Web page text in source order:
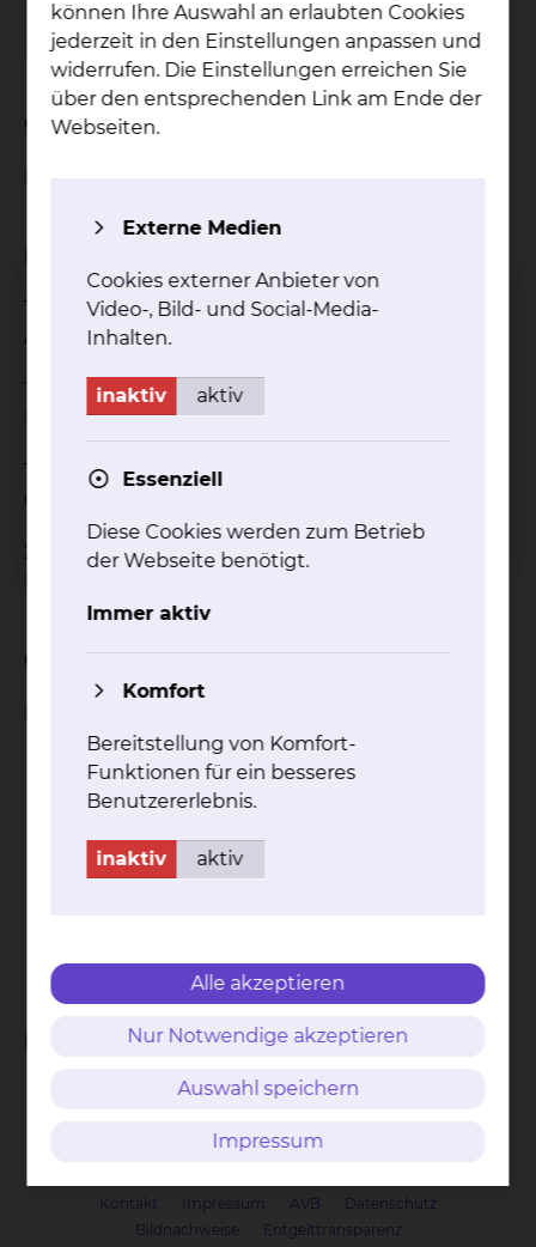
Per E-Mail kontaktieren
Geburtsort
1991
Arzt im Praktikum / Assistenzarzt
1997
Facharzt
1999
Oberarzt
2018
Qualifikation
Anästhesiologie
Spezielle anästhesiologische Intensivmedizin
Leitender Notarzt
Kardioanästhesie
Lehrbeauftragter der MHH (PJ)
Fachgebiete
Anästhesiologie
Kontakt Impressum AVB
Datenschutz
Bildnachweise
Entgelttransparenz
können Ihre Auswahl an erlaubten Cookies
jederzeit in den Einstellungen anpassen und
widerrufen. Die Einstellungen erreichen Sie
über den entsprechenden Link am Ende der
Webseiten.
Externe Medien
Cookies externer Anbieter von
Video-, Bild- und Social-Media-
Inhalten.
inaktiv aktiv
Essenziell
Diese Cookies werden zum Betrieb
der Webseite benötigt.
Immer aktiv
Komfort
Bereitstellung von Komfort-
Funktionen für ein besseres
Benutzererlebnis.
inaktiv aktiv
Alle akzeptieren
Nur Notwendige akzeptieren
Auswahl speichern
Impressum